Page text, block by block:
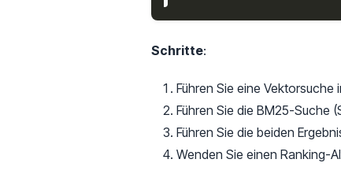
Schritte:
Führen Sie eine
Führen Sie die BM25-Suche
Führen Sie die beiden
Wenden Sie einen Ranking-